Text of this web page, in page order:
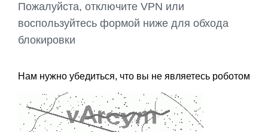
Пожалуйста, отключите VPN или
воспользуйтесь формой ниже для обхода
блокировки
Нам нужно убедиться, что вы не являетесь роботом